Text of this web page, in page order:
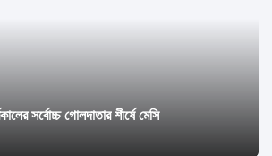
সর্বোচ্চ গোলদাতার শীর্ষে মেসি